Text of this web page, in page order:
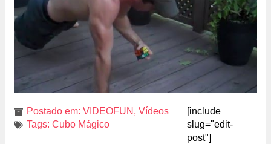
Postado em: VIDEOFUN , Vídeos
Tags: Cubo Mágico
[include
slug="edit-
post"]